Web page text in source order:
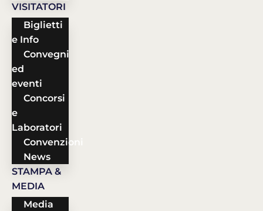
VISITATORI
Biglietti
e Info
Convegni
ed
eventi
Concorsi
e
Laboratori
Convenzioni
News
STAMPA &
MEDIA
Media